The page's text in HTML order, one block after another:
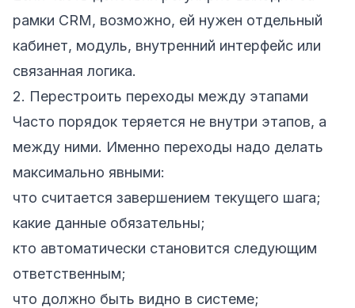
рамки CRM, возможно, ей нужен отдельный
кабинет, модуль, внутренний интерфейс или
связанная логика.
2. Перестроить переходы между этапами
Часто порядок теряется не внутри этапов, а
между ними. Именно переходы надо делать
максимально явными:
что считается завершением текущего шага;
какие данные обязательны;
кто автоматически становится следующим
ответственным;
что должно быть видно в системе;